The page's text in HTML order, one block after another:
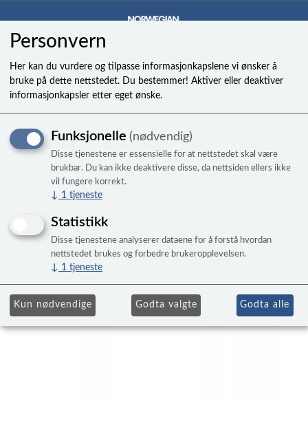
HEATER, 2.0KW EXP AHS
14-C
Til Freeflow
Personvern
Her kan du vurdere og tilpasse informasjonkapslene vi ønsker å
bruke på dette nettstedet. Du bestemmer! Aktiver eller deaktiver
informasjonkapsler etter eget ønske.
Funksjonelle (nødvendig)
Disse tjenestene er essensielle for at nettstedet skal være
brukbar. Du kan ikke deaktivere disse, da nettsiden ellers ikke
vil fungere korrekt.
↓ 1 tjeneste
Statistikk
Disse tjenestene analyserer dataene for å forstå hvordan
nettstedet brukes og forbedre brukeropplevelsen.
↓ 1 tjeneste
Kun nødvendige Godta valgte Godta alle